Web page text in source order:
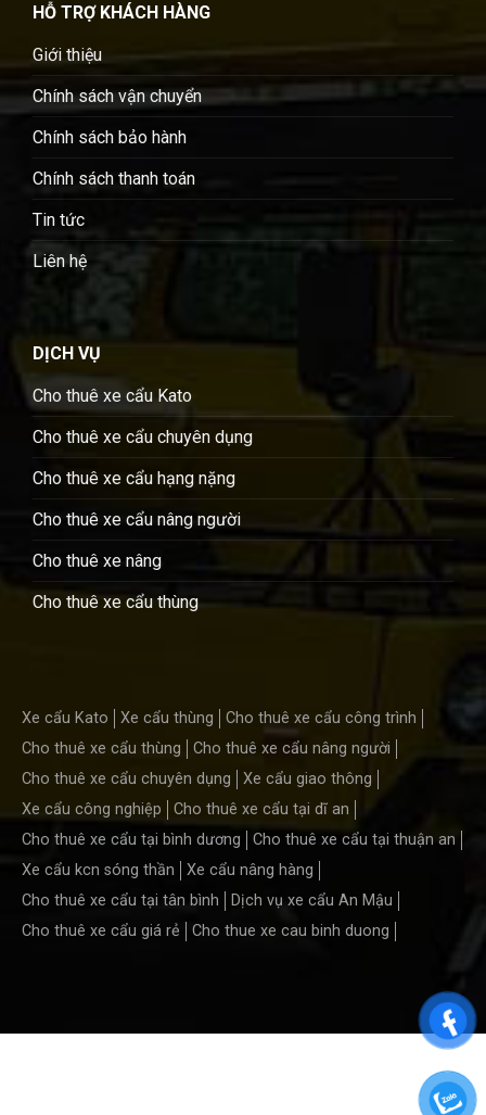
HỖ TRỢ KHÁCH HÀNG
Giới thiệu
Chính sách vận chuyển
Chính sách bảo hành
Chính sách thanh toán
Tin tức
Liên hệ
DỊCH VỤ
Cho thuê xe cẩu Kato
Cho thuê xe cẩu chuyên dụng
Cho thuê xe cẩu hạng nặng
Cho thuê xe cẩu nâng người
Cho thuê xe nâng
Cho thuê xe cẩu thùng
Xe cẩu Kato Xe cẩu thùng
Cho thuê xe cẩu công trình
Cho thuê xe cẩu thùng
Cho thuê xe cẩu nâng người
Cho thuê xe cẩu chuyên dụng
Xe cẩu giao thông
Xe cẩu công nghiệp
Cho thuê xe cẩu tại dĩ an
Cho thuê xe cẩu tại bình dương
Cho thuê xe cẩu tại thuận an
Xe cẩu kcn sóng thần
Xe cẩu nâng hàng
Cho thuê xe cẩu tại tân bình
Dịch vụ xe cẩu An Mậu
Cho thuê xe cẩu giá rẻ
Cho thue xe cau binh duong